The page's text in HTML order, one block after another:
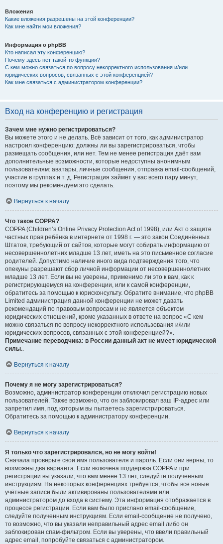
Вложения
Какие вложения разрешены на этой конференции?
Как мне найти мои вложения?
Информация о phpBB
Кто написал эту конференцию?
Почему здесь нет такой-то функции?
С кем можно связаться по вопросу некорректного использования и/или
юридических вопросов, связанных с этой конференцией?
Как мне связаться с администратором конференции?
Вход на конференцию и регистрация
Зачем мне нужно регистрироваться?
Вы можете этого и не делать. Всё зависит от того, как администратор
настроил конференцию: должны ли вы зарегистрироваться, чтобы
размещать сообщения, или нет. Тем не менее регистрация даёт вам
дополнительные возможности, которые недоступны анонимным
пользователям: аватары, личные сообщения, отправка email-сообщений,
участие в группах и т. д. Регистрация займёт у вас всего пару минут,
поэтому мы рекомендуем это сделать.
Вернуться к началу
Что такое COPPA?
COPPA (Children’s Online Privacy Protection Act of 1998), или Акт о защите
частных прав ребёнка в интернете от 1998 г. — это закон Соединённых
Штатов, требующий от сайтов, которые могут собирать информацию от
несовершеннолетних младше 13 лет, иметь на это письменное согласие
родителей. Допустимо наличие иного вида подтверждения того, что
опекуны разрешают сбор личной информации от несовершеннолетних
младше 13 лет. Если вы не уверены, применимо ли это к вам, как к
регистрирующемуся на конференции, или к самой конференции,
обратитесь за помощью к юрисконсульту. Обратите внимание, что phpBB
Limited администрация данной конференции не может давать
рекомендаций по правовым вопросам и не является объектом
юридических отношений, кроме указанных в ответе на вопрос «С кем
можно связаться по вопросу некорректного использования и/или
юридических вопросов, связанных с этой конференцией?».
Примечание переводчика: в России данный акт не имеет юридической
силы..
Вернуться к началу
Почему я не могу зарегистрироваться?
Возможно, администратор конференции отключил регистрацию новых
пользователей. Также возможно, что он заблокировал ваш IP-адрес или
запретил имя, под которым вы пытаетесь зарегистрироваться.
Обратитесь за помощью к администратору конференции.
Вернуться к началу
Я только что зарегистрировался, но не могу войти!
Сначала проверьте свои имя пользователя и пароль. Если они верны, то
возможны два варианта. Если включена поддержка COPPA и при
регистрации вы указали, что вам менее 13 лет, следуйте полученным
инструкциям. На некоторых конференциях требуется, чтобы все новые
учётные записи были активированы пользователями или
администратором до входа в систему. Эта информация отображается в
процессе регистрации. Если вам было прислано email-сообщение,
следуйте полученным инструкциям. Если email-сообщение не получено,
то возможно, что вы указали неправильный адрес email либо он
заблокирован спам-фильтром. Если вы уверены, что ввели правильный
адрес email, попробуйте связаться с администратором.